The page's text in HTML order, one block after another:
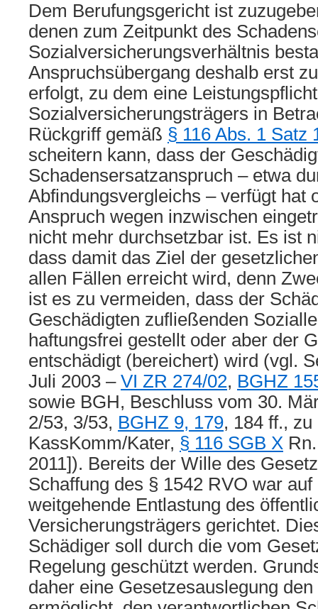
Dem Berufungsgericht ist
denen zum Zeitpunkt des
Sozialversicherungsverhältnis
Anspruchsübergang deshalb erst
erfolgt, zu dem eine
Sozialversicherungsträgers in
Rückgriff gemäß § 116 Abs. 1 Satz
scheitern kann, dass der
Schadensersatzanspruch – etwa
Abfindungsvergleichs – verfügt hat
Anspruch wegen inzwischen
nicht mehr durchsetzbar ist. Es ist
dass damit das Ziel der
allen Fällen erreicht wird, denn
ist es zu vermeiden, dass der
Geschädigten zufließenden
haftungsfrei gestellt oder aber der
entschädigt (bereichert) wird (vgl.
Juli 2003 – VI ZR 274/02, BGHZ
sowie BGH, Beschluss vom 30.
2/53, 3/53, BGHZ 9, 179, 184 ff.,
KassKomm/Kater, § 116 SGB X
2011]). Bereits der Wille des
Schaffung des § 1542 RVO war
weitgehende Entlastung des
Versicherungsträgers gerichtet.
Schädiger soll durch die vom
Regelung geschützt werden.
daher eine Gesetzesauslegung